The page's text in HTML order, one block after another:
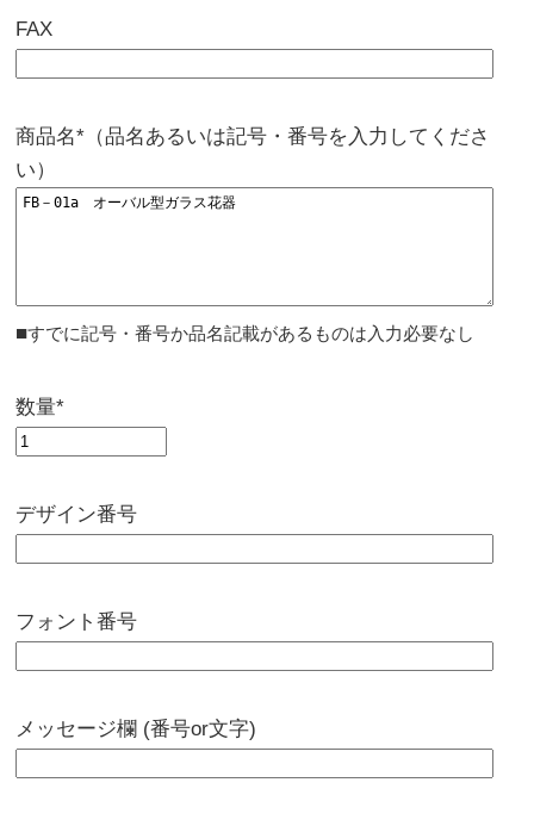
FAX
商品名*（品名あるいは記号・番号を入力してくださ
い）
■すでに記号・番号か品名記載があるものは入力必要なし
数量*
デザイン番号
フォント番号
メッセージ欄 (番号or文字)